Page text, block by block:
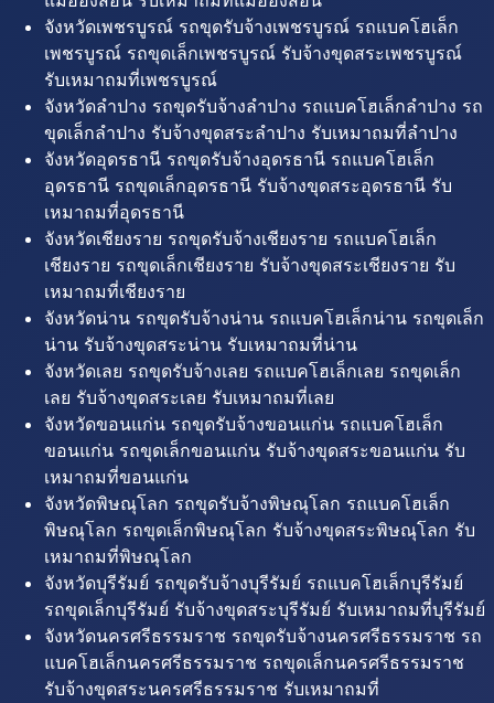
จังหวัดเพชรบูรณ์ รถขุดรับจ้างเพชรบูรณ์ รถแบคโฮเล็ก
เพชรบูรณ์ รถขุดเล็กเพชรบูรณ์ รับจ้างขุดสระเพชรบูรณ์
รับเหมาถมที่เพชรบูรณ์
จังหวัดลำปาง รถขุดรับจ้างลำปาง รถแบคโฮเล็กลำปาง รถ
ขุดเล็กลำปาง รับจ้างขุดสระลำปาง รับเหมาถมที่ลำปาง
จังหวัดอุดรธานี รถขุดรับจ้างอุดรธานี รถแบคโฮเล็ก
อุดรธานี รถขุดเล็กอุดรธานี รับจ้างขุดสระอุดรธานี รับ
เหมาถมที่อุดรธานี
จังหวัดเชียงราย รถขุดรับจ้างเชียงราย รถแบคโฮเล็ก
เชียงราย รถขุดเล็กเชียงราย รับจ้างขุดสระเชียงราย รับ
เหมาถมที่เชียงราย
จังหวัดน่าน รถขุดรับจ้างน่าน รถแบคโฮเล็กน่าน รถขุดเล็ก
น่าน รับจ้างขุดสระน่าน รับเหมาถมที่น่าน
จังหวัดเลย รถขุดรับจ้างเลย รถแบคโฮเล็กเลย รถขุดเล็ก
เลย รับจ้างขุดสระเลย รับเหมาถมที่เลย
จังหวัดขอนแก่น รถขุดรับจ้างขอนแก่น รถแบคโฮเล็ก
ขอนแก่น รถขุดเล็กขอนแก่น รับจ้างขุดสระขอนแก่น รับ
เหมาถมที่ขอนแก่น
จังหวัดพิษณุโลก รถขุดรับจ้างพิษณุโลก รถแบคโฮเล็ก
พิษณุโลก รถขุดเล็กพิษณุโลก รับจ้างขุดสระพิษณุโลก รับ
เหมาถมที่พิษณุโลก
จังหวัดบุรีรัมย์ รถขุดรับจ้างบุรีรัมย์ รถแบคโฮเล็กบุรีรัมย์
รถขุดเล็กบุรีรัมย์ รับจ้างขุดสระบุรีรัมย์ รับเหมาถมที่บุรีรัมย์
จังหวัดนครศรีธรรมราช รถขุดรับจ้างนครศรีธรรมราช รถ
แบคโฮเล็กนครศรีธรรมราช รถขุดเล็กนครศรีธรรมราช
รับจ้างขุดสระนครศรีธรรมราช รับเหมาถมที่